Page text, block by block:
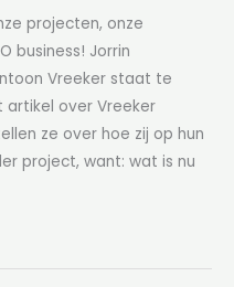
projecten, onze
business! Jorrin
Vreeker staat te
artikel over Vreeker
ze over hoe zij op hun
project, want: wat is nu